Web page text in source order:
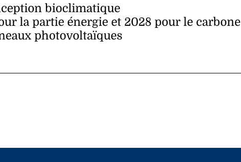
bioclimatique
la partie énergie et 2028 pour le carbone
photovoltaïques